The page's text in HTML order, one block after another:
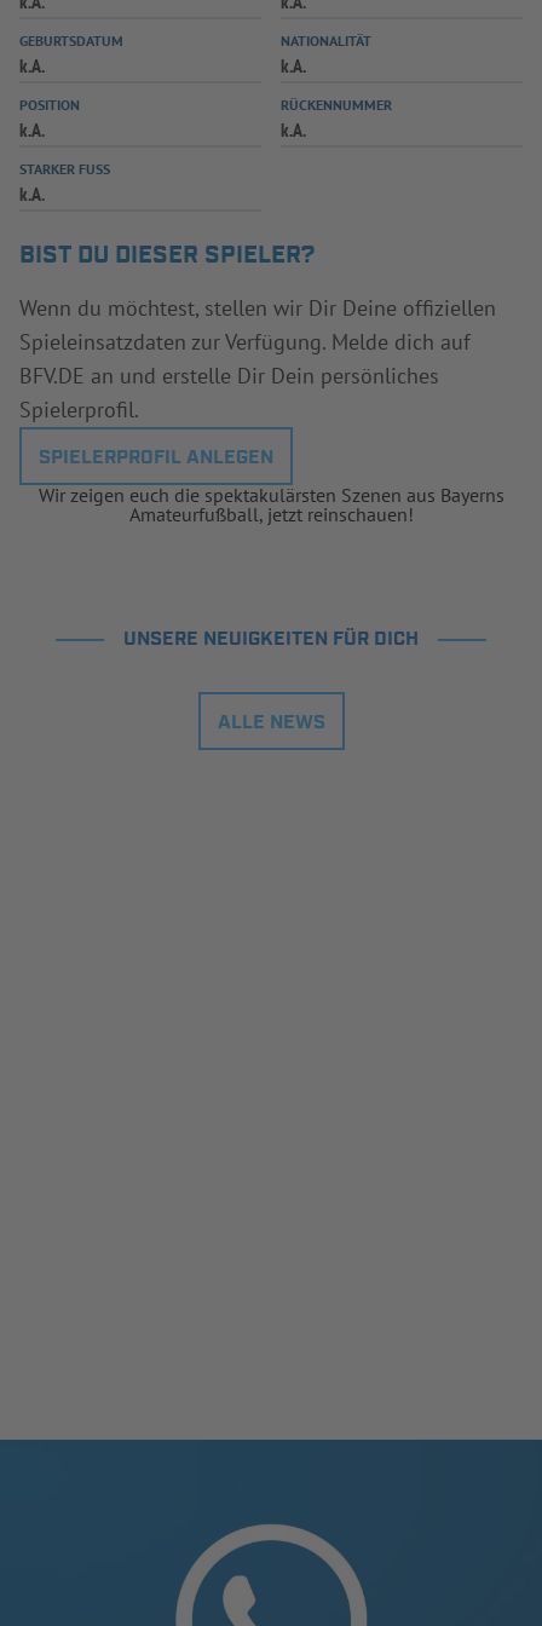
SPIELPLUS
GEBURTSDATUM
k.A.
NATIONALITÄT
k.A.
POSITION
k.A.
RÜCKENNUMMER
k.A.
STARKER FUSS
k.A.
BIST DU DIESER SPIELER?
Wenn du möchtest, stellen wir Dir Deine offiziellen
Spieleinsatzdaten zur Verfügung. Melde dich auf
BFV.DE an und erstelle Dir Dein persönliches
Spielerprofil.
SPIELERPROFIL ANLEGEN
Wir zeigen euch die spektakulärsten Szenen aus Bayerns
Amateurfußball, jetzt reinschauen!
UNSERE NEUIGKEITEN FÜR DICH
ALLE NEWS